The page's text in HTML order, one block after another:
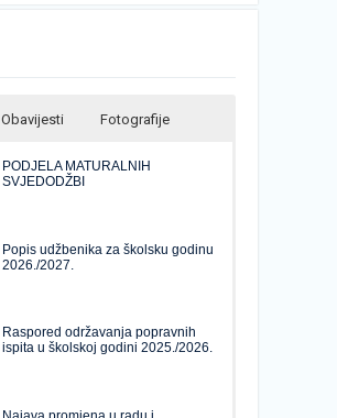
Obavijesti Fotografije
PODJELA MATURALNIH
SVJEDODŽBI
Popis udžbenika za školsku godinu
2026./2027.
Raspored održavanja popravnih
ispita u školskoj godini 2025./2026.
Najava promjena u radu i